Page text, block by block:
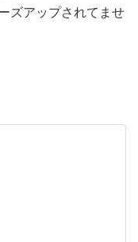
ズアップされてませ